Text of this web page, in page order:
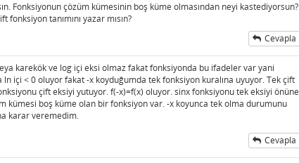
Fonksiyonun çözüm kümesinin boş küme olmasından neyi kastediyorsun?
tanımını yazar mısın?
Cevapla
karekök ve log içi eksi olmaz fakat fonksiyonda bu ifadeler var yani
içi < 0 oluyor fakat -x koyduğumda tek fonksiyon kuralına uyuyor. Tek çift
çift eksiyi yutuyor. f(-x)=f(x) oluyor. sinx fonksiyonu tek eksiyi önüne
kümesi boş küme olan bir fonksiyon var. -x koyunca tek olma durumunu
karar veremedim.
Cevapla